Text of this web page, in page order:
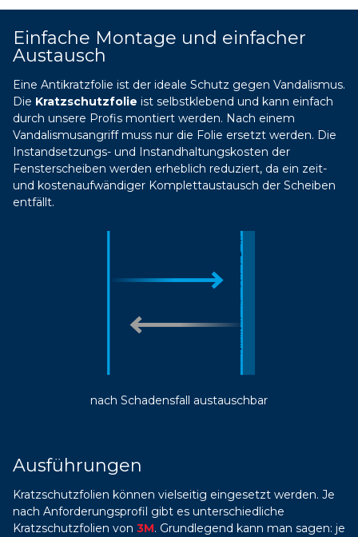
Einfache Montage und einfacher
Austausch
Eine Antikratzfolie ist der ideale Schutz gegen Vandalismus.
Die Kratzschutzfolie ist selbstklebend und kann einfach
durch unsere Profis montiert werden. Nach einem
Vandalismusangriff muss nur die Folie ersetzt werden. Die
Instandsetzungs- und Instandhaltungskosten der
Fensterscheiben werden erheblich reduziert, da ein zeit-
und kostenaufwändiger Komplettaustausch der Scheiben
entfällt.
nach Schadensfall austauschbar
Ausführungen
Kratzschutzfolien können vielseitig eingesetzt werden. Je
nach Anforderungsprofil gibt es unterschiedliche
Kratzschutzfolien von 3M. Grundlegend kann man sagen: je